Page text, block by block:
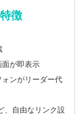
徴
面が即表示
ォンがリーダー代
、自由なリンク設